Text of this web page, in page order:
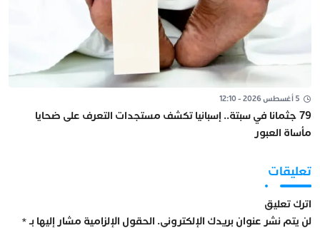
5 أغسطس 2026 - 12:10
79 جثمانا في سبتة.. إسبانيا تكشف مستجدات التعرف على ضحايا
مأساة العبور
تعليقات
اترك تعليق
لن يتم نشر عنوان بريدك الإلكتروني. الحقول الإلزامية مشار إليها بـ*